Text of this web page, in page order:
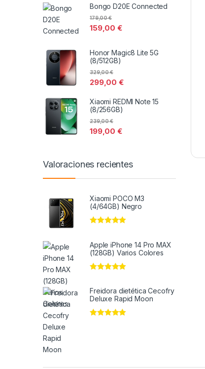
Bongo D20E Connected
159,00€
179,00€
Honor Magic8 Lite 5G
(8/512GB)
299,00€
329,00€
Xiaomi REDMI Note 15
(8/256GB)
199,00€
239,00€
Valoraciones recientes
Xiaomi POCO M3
(4/64GB) Negro
Apple iPhone 14 Pro MAX
(128GB) Varios Colores
Freidora dietética Cecofry
Deluxe Rapid Moon